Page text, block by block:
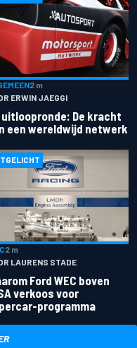
2 m
ERWIN JAEGGI
uitloopronde: De kracht
een wereldwijd netwerk
2 m
LAURENS STADE
Ford WEC boven
verkoos voor
programma